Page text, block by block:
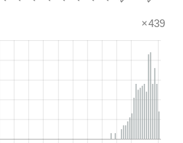
×439